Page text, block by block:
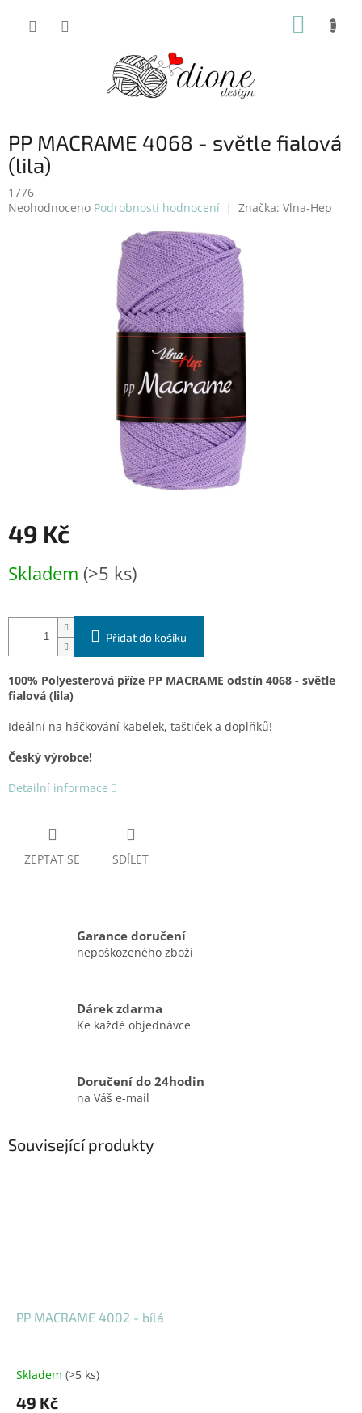
PP MACRAME 4068 - světle fialová
(lila)
1776
Průměrné
Neohodnoceno Podrobnosti hodnocení Značka: Vlna-Hep
49 Kč
cena:
Skladem (>5 ks)
Přidat do košíku
100% Polyesterová příze PP MACRAME odstín 4068 - světle
fialová (lila)
Ideální na háčkování kabelek, taštiček a doplňků!
Český výrobce!
Detailní informace
ZEPTAT SE SDÍLET
Garance doručení
nepoškozeného zboží
Dárek zdarma
Ke každé objednávce
Doručení do 24hodin
na Váš e-mail
Související produkty
PP MACRAME 4002 - bílá
Skladem (>5 ks)
49 Kč